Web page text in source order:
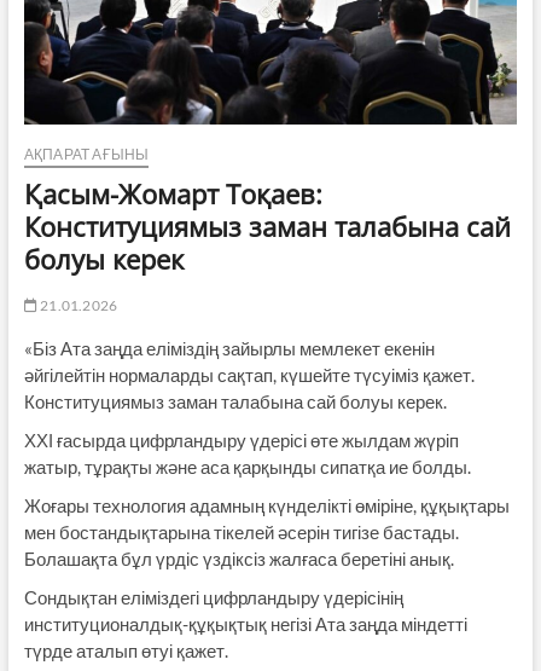
АҚПАРАТ АҒЫНЫ
Қасым-Жомарт Тоқаев:
Конституциямыз заман талабына сай
болуы керек
21.01.2026
️«Біз Ата заңда еліміздің зайырлы мемлекет екенін
әйгілейтін нормаларды сақтап, күшейте түсуіміз қажет.
Конституциямыз заман талабына сай болуы керек.
ХХІ ғасырда цифрландыру үдерісі өте жылдам жүріп
жатыр, тұрақты және аса қарқынды сипатқа ие болды.
Жоғары технология адамның күнделікті өміріне, құқықтары
мен бостандықтарына тікелей әсерін тигізе бастады.
Болашақта бұл үрдіс үздіксіз жалғаса беретіні анық.
Сондықтан еліміздегі цифрландыру үдерісінің
институционалдық-құқықтық негізі Ата заңда міндетті
түрде аталып өтуі қажет.